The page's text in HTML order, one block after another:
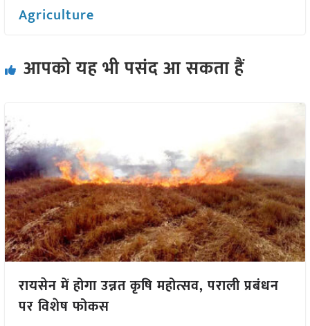
Agriculture
आपको यह भी पसंद आ सकता हैं
रायसेन में होगा उन्नत कृषि महोत्सव, पराली प्रबंधन
पर विशेष फोकस